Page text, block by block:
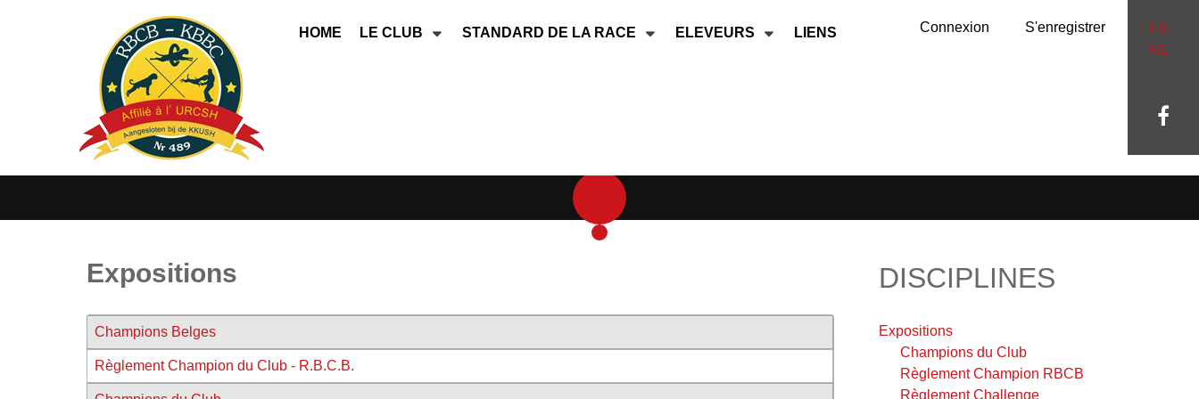
FR
NL
HOME LE CLUB STANDARD DE LA RACE ELEVEURS LIENS Connexion S'enregistrer
Expositions
Champions Belges
Règlement Champion du Club - R.B.C.B.
DISCIPLINES
Expositions
Champions du Club
Règlement Champion RBCB
Règlement Challenge